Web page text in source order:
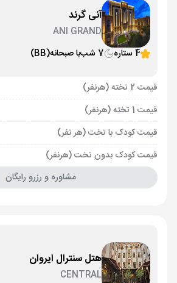
آنی گرند
ANI GRAND
4 ستاره
7 شب با صبحانه(BB)
قیمت 2 تخته (هرنفر)
قیمت 1 تخته (هرنفر)
قیمت کودک با تخت (هر نفر)
قیمت کودک بدون تخت (هرنفر)
مشاوره و رزرو رایگان
هتل سنترال ایروان
CENTRAL